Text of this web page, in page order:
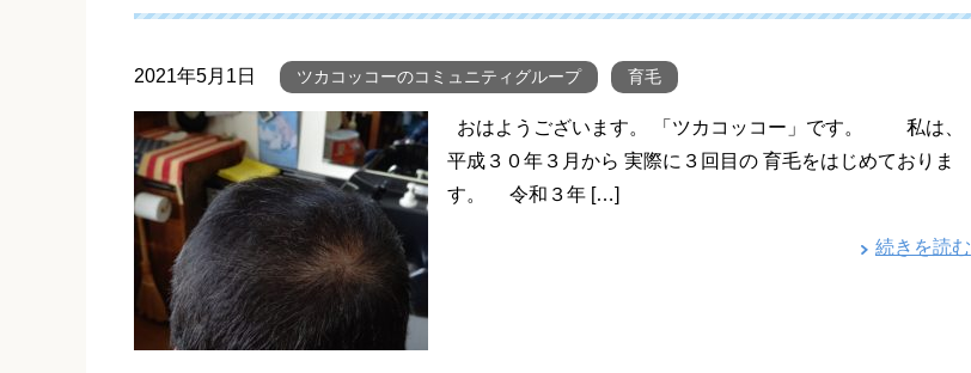
2021年5月1日 ツカコッコーのコミュニティグループ 育毛
おはようございます。 「ツカコッコー」です。 私は、
平成３０年３月から 実際に３回目の 育毛をはじめておりま
す。 令和３年 […]
続きを読む